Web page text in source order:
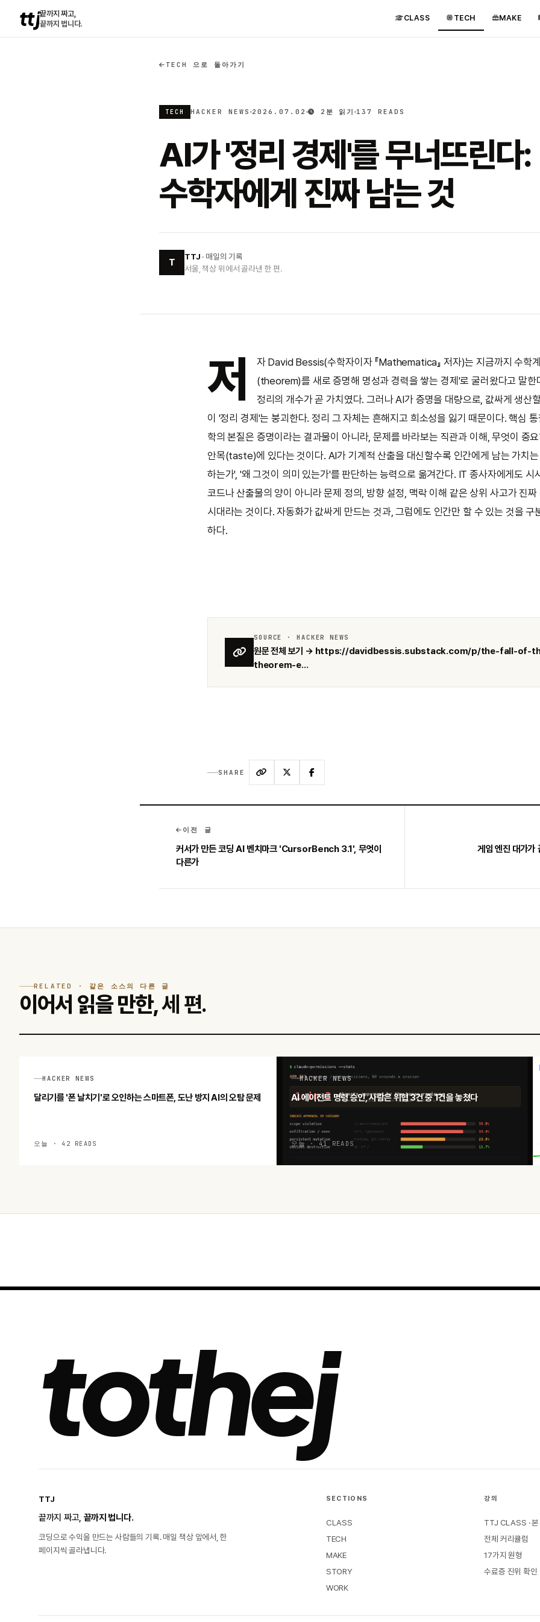
ttj끝까지 짜고,
끝까지 법니다.
CLASS TECH MAKE
TECH 으로 돌아가기
TECH HACKER NEWS 2026.07.02 2분 읽기 137 READS
AI가 '정리 경제'를 무너뜨린다:
수학자에게 진짜 남는 것
T
TTJ · 매일의 기록
서울, 책상 위에서 골라낸 한 편.
저
자 David Bessis(수학자이자 『Mathematica』 저자)는 지금까지 수학
(theorem)를 새로 증명해 명성과 경력을 쌓는 경제'로 굴러왔다고 말한
정리의 개수가 곧 가치였다. 그러나 AI가 증명을 대량으로, 값싸게 생산
이 '정리 경제'는 붕괴한다. 정리 그 자체는 흔해지고 희소성을 잃기 때문이다. 핵심
학의 본질은 증명이라는 결과물이 아니라, 문제를 바라보는 직관과 이해, 무엇이 중
안목(taste)에 있다는 것이다. AI가 기계적 산출을 대신할수록 인간에게 남는 가치
하는가', '왜 그것이 의미 있는가'를 판단하는 능력으로 옮겨간다. IT 종사자에게도 시
코드나 산출물의 양이 아니라 문제 정의, 방향 설정, 맥락 이해 같은 상위 사고가 진
시대라는 것이다. 자동화가 값싸게 만드는 것과, 그럼에도 인간만 할 수 있는 것을 구
하다.
SOURCE · HACKER NEWS
원문 전체 보기 → https://davidbessis.substack.com/p/the-fall-of-
theorem-e...
SHARE
이전 글
커서가 만든 코딩 AI 벤치마크 'CursorBench 3.1', 무엇이
다른가
게임 엔진 대가가
RELATED · 같은 소스의 다른 글
이어서 읽을 만한,세 편.
HACKER NEWS
달리기를 '폰 날치기'로 오인하는 스마트폰, 도난 방지 AI의 오탐 문제
오늘 · 42 READS
HACKER NEWS
AI 에이전트 명령 승인, 사람은 위협 3건 중 1건을 놓쳤다
오늘 · 41 READS
tothej
TTJ
끝까지 짜고, 끝까지 법니다.
코딩으로 수익을 만드는 사람들의 기록. 매일 책상 앞에서, 한
페이지씩 골라냅니다.
SECTIONS
CLASS
TECH
MAKE
STORY
WORK
강의
TTJ CLASS ·
전체 커리큘럼
17가지 원형
수료증 진위 확인